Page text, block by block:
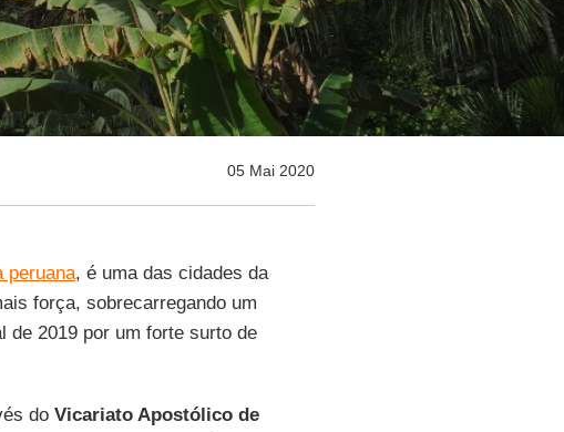
05 Mai 2020
peruana, é uma das cidades da
força, sobrecarregando um
de 2019 por um forte surto de
do Vicariato Apostólico de